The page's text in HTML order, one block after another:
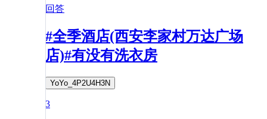
回答
#全季酒店(西安李家村万达广场
店)#有没有洗衣房
YoYo_4P2U4H3N
3